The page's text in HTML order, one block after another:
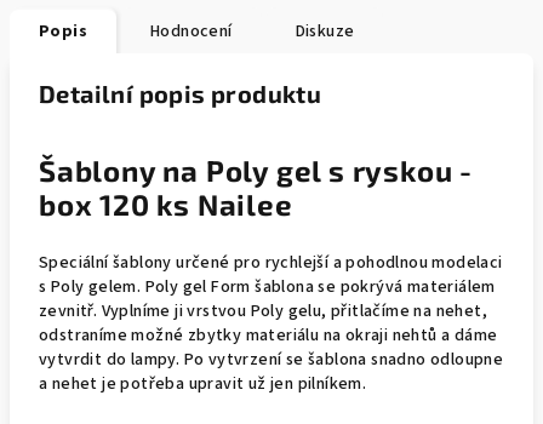
Popis Hodnocení Diskuze
Detailní popis produktu
Šablony na Poly gel s ryskou -
box 120 ks Nailee
Speciální šablony určené pro rychlejší a pohodlnou modelaci
s Poly gelem. Poly gel Form šablona se pokrývá materiálem
zevnitř. Vyplníme ji vrstvou Poly gelu, přitlačíme na nehet,
odstraníme možné zbytky materiálu na okraji nehtů a dáme
vytvrdit do lampy. Po vytvrzení se šablona snadno odloupne
a nehet je potřeba upravit už jen pilníkem.